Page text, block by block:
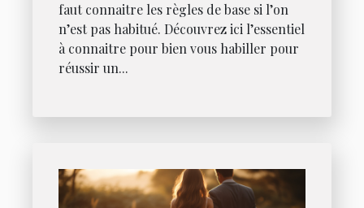
faut connaitre les règles de base si l’on
n’est pas habitué. Découvrez ici l’essentiel
à connaitre pour bien vous habiller pour
réussir un...